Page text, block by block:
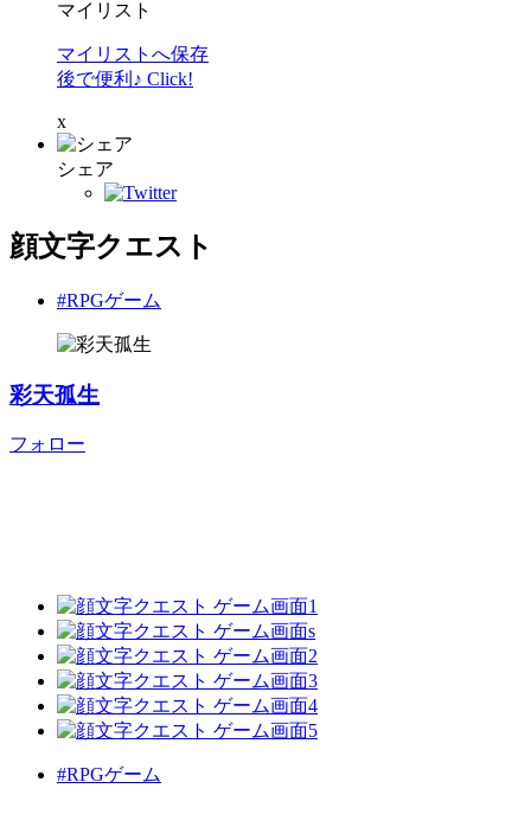
マイリスト
マイリストへ保存
後で便利♪ Click!
x
シェア
顔文字クエスト
#RPGゲーム
彩天孤生
フォロー
#RPGゲーム